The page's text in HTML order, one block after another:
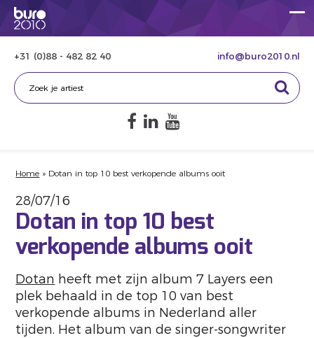
+31 (0)88 - 482 82 40 info@buro2010.nl
Home » Dotan in top 10 best verkopende albums ooit
28/07/16
Dotan in top 10 best
verkopende albums ooit
Dotan heeft met zijn album 7 Layers een
plek behaald in de top 10 van best
verkopende albums in Nederland aller
tijden. Het album van de singer-songwriter